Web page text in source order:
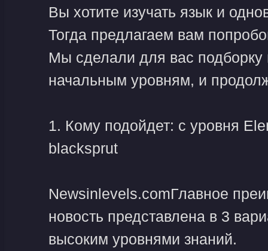
Вы хотите изучать язык и
Тогда предлагаем вам
Мы сделали для вас подборку
начальным уровням, и
1. Кому подойдет: с уровня
blacksprut
Newsinlevels.comГлавное
новость представлена в 3
высоким уровнями знаний.